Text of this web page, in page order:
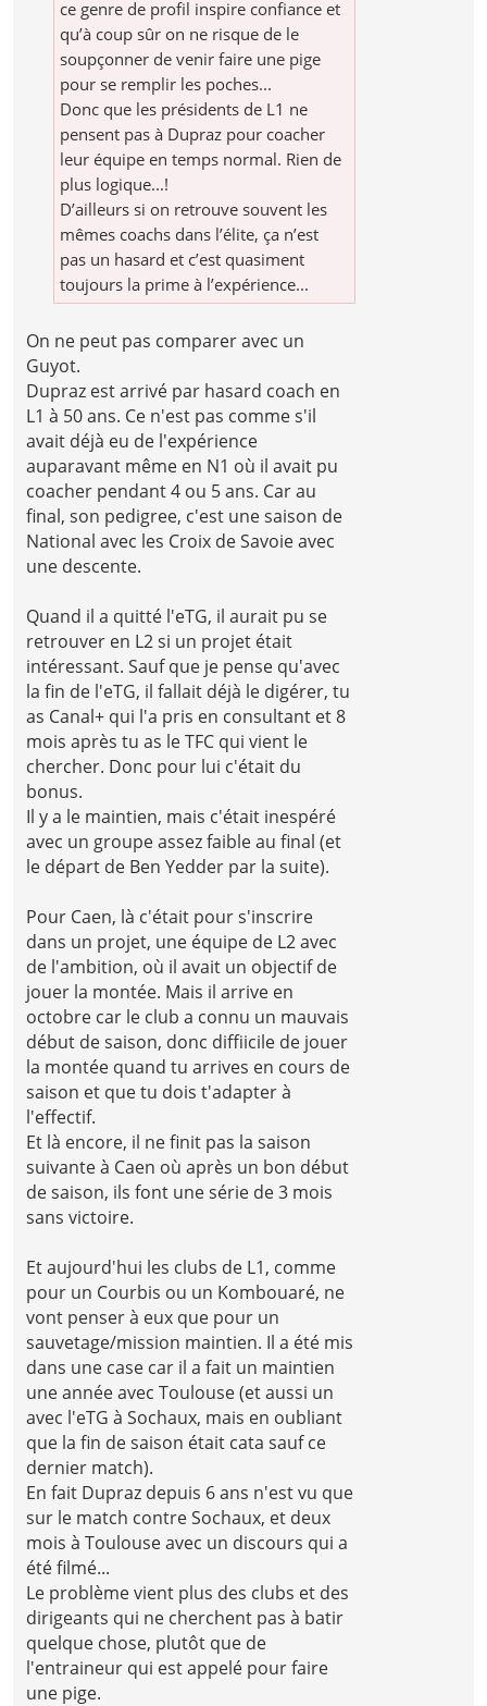
ce genre de profil inspire confiance et
qu’à coup sûr on ne risque de le
soupçonner de venir faire une pige
pour se remplir les poches...
Donc que les présidents de L1 ne
pensent pas à Dupraz pour coacher
leur équipe en temps normal. Rien de
plus logique...!
D’ailleurs si on retrouve souvent les
mêmes coachs dans l’élite, ça n’est
pas un hasard et c’est quasiment
toujours la prime à l’expérience...
On ne peut pas comparer avec un
Guyot.
Dupraz est arrivé par hasard coach en
L1 à 50 ans. Ce n'est pas comme s'il
avait déjà eu de l'expérience
auparavant même en N1 où il avait pu
coacher pendant 4 ou 5 ans. Car au
final, son pedigree, c'est une saison de
National avec les Croix de Savoie avec
une descente.
Quand il a quitté l'eTG, il aurait pu se
retrouver en L2 si un projet était
intéressant. Sauf que je pense qu'avec
la fin de l'eTG, il fallait déjà le digérer, tu
as Canal+ qui l'a pris en consultant et 8
mois après tu as le TFC qui vient le
chercher. Donc pour lui c'était du
bonus.
Il y a le maintien, mais c'était inespéré
avec un groupe assez faible au final (et
le départ de Ben Yedder par la suite).
Pour Caen, là c'était pour s'inscrire
dans un projet, une équipe de L2 avec
de l'ambition, où il avait un objectif de
jouer la montée. Mais il arrive en
octobre car le club a connu un mauvais
début de saison, donc diffiicile de jouer
la montée quand tu arrives en cours de
saison et que tu dois t'adapter à
l'effectif.
Et là encore, il ne finit pas la saison
suivante à Caen où après un bon début
de saison, ils font une série de 3 mois
sans victoire.
Et aujourd'hui les clubs de L1, comme
pour un Courbis ou un Kombouaré, ne
vont penser à eux que pour un
sauvetage/mission maintien. Il a été mis
dans une case car il a fait un maintien
une année avec Toulouse (et aussi un
avec l'eTG à Sochaux, mais en oubliant
que la fin de saison était cata sauf ce
dernier match).
En fait Dupraz depuis 6 ans n'est vu que
sur le match contre Sochaux, et deux
mois à Toulouse avec un discours qui a
été filmé...
Le problème vient plus des clubs et des
dirigeants qui ne cherchent pas à batir
quelque chose, plutôt que de
l'entraineur qui est appelé pour faire
une pige.